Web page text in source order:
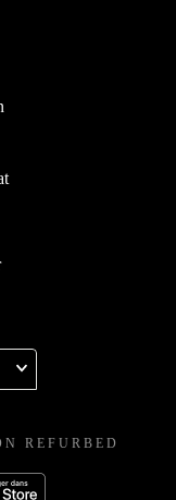
REFURBED